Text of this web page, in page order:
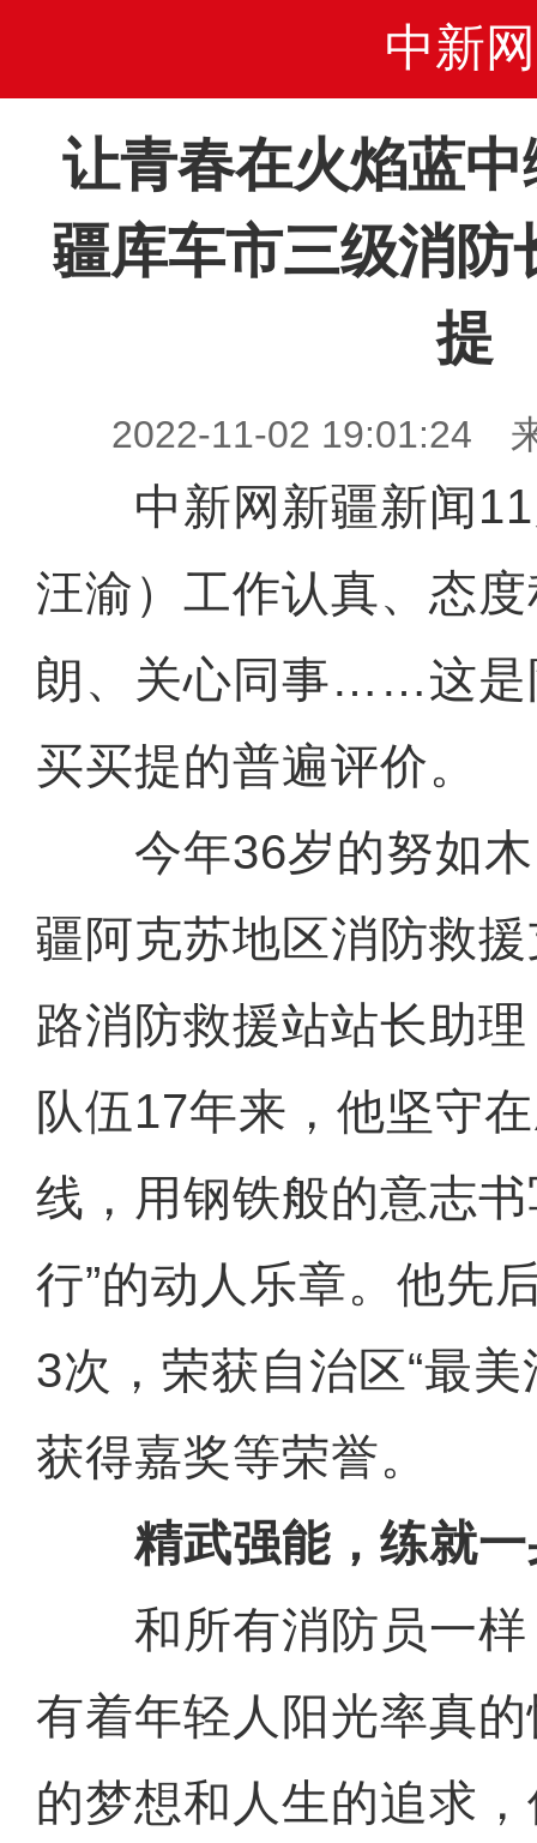
中新网
让青春在火焰蓝
疆库车市三级消防
提
2022-11-02 19:01:24
中新网新疆新闻11
汪渝）工作认真、态
朗、关心同事……这是
买买提的普遍评价。
今年36岁的努如木
疆阿克苏地区消防救
路消防救援站站长助
队伍17年来，他坚守
线，用钢铁般的意志
行”的动人乐章。他先
3次，荣获自治区“最
获得嘉奖等荣誉。
精武强能，练就一
和所有消防员一样
有着年轻人阳光率真
的梦想和人生的追求